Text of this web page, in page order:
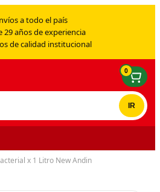
a todo el país
29 años de experiencia
de calidad institucional
0
x 1 Litro New Andin